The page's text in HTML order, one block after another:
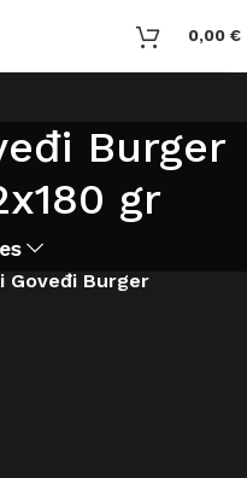
0,00 €
Burger
gr
Goveđi Burger